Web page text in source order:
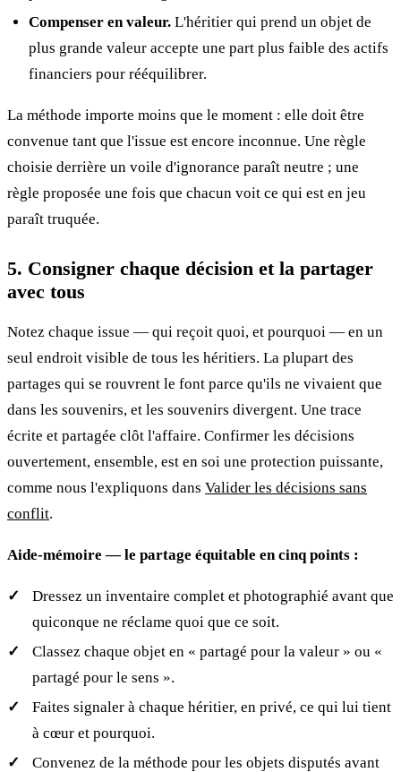
Compenser en valeur. L'héritier qui prend un objet de
plus grande valeur accepte une part plus faible des actifs
financiers pour rééquilibrer.
La méthode importe moins que le moment : elle doit être
convenue tant que l'issue est encore inconnue. Une règle
choisie derrière un voile d'ignorance paraît neutre ; une
règle proposée une fois que chacun voit ce qui est en jeu
paraît truquée.
5. Consigner chaque décision et la partager
avec tous
Notez chaque issue — qui reçoit quoi, et pourquoi — en un
seul endroit visible de tous les héritiers. La plupart des
partages qui se rouvrent le font parce qu'ils ne vivaient que
dans les souvenirs, et les souvenirs divergent. Une trace
écrite et partagée clôt l'affaire. Confirmer les décisions
ouvertement, ensemble, est en soi une protection puissante,
comme nous l'expliquons dans Valider les décisions sans
conflit.
Aide-mémoire — le partage équitable en cinq points :
Dressez un inventaire complet et photographié avant que
quiconque ne réclame quoi que ce soit.
Classez chaque objet en « partagé pour la valeur » ou «
partagé pour le sens ».
Faites signaler à chaque héritier, en privé, ce qui lui tient
à cœur et pourquoi.
Convenez de la méthode pour les objets disputés avant